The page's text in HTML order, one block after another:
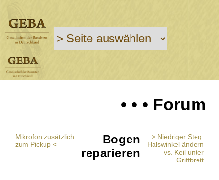
• • • Forum
Mikrofon zusätzlich
zum Pickup <
Bogen
reparieren
> Niedriger Steg:
Halswinkel ändern
vs. Keil unter
Griffbrett